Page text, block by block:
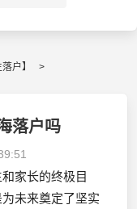
户】 >
落户吗
家长的终极目
未来奠定了坚实